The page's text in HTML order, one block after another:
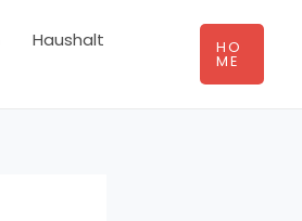
Haushalt
HO
ME